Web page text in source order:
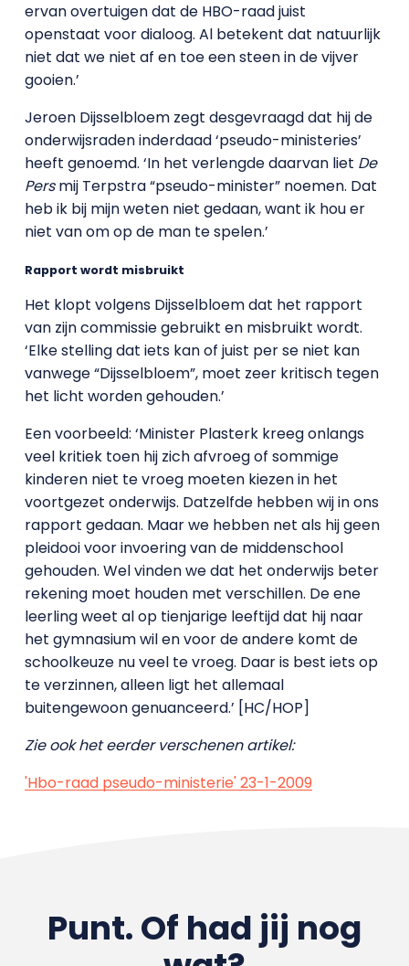
ervan overtuigen dat de HBO-raad juist
openstaat voor dialoog. Al betekent dat natuurlijk
niet dat we niet af en toe een steen in de vijver
gooien.’
Jeroen Dijsselbloem zegt desgevraagd dat hij de
onderwijsraden inderdaad ‘pseudo-ministeries’
heeft genoemd. ‘In het verlengde daarvan liet De
Persmij Terpstra “pseudo-minister” noemen. Dat
heb ik bij mijn weten niet gedaan, want ik hou er
niet van om op de man te spelen.’
Rapport wordt misbruikt
Het klopt volgens Dijsselbloem dat het rapport
van zijn commissie gebruikt en misbruikt wordt.
‘Elke stelling dat iets kan of juist per se niet kan
vanwege “Dijsselbloem”, moet zeer kritisch tegen
het licht worden gehouden.’
Een voorbeeld: ‘Minister Plasterk kreeg onlangs
veel kritiek toen hij zich afvroeg of sommige
kinderen niet te vroeg moeten kiezen in het
voortgezet onderwijs. Datzelfde hebben wij in ons
rapport gedaan. Maar we hebben net als hij geen
pleidooi voor invoering van de middenschool
gehouden. Wel vinden we dat het onderwijs beter
rekening moet houden met verschillen. De ene
leerling weet al op tienjarige leeftijd dat hij naar
het gymnasium wil en voor de andere komt de
schoolkeuze nu veel te vroeg. Daar is best iets op
te verzinnen, alleen ligt het allemaal
buitengewoon genuanceerd.’ [HC/HOP]
Zie ook het eerder verschenen artikel:
'Hbo-raad pseudo-ministerie' 23-1-2009
Punt. Of had jij nog